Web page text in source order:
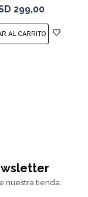
299,00
nuestra tienda.